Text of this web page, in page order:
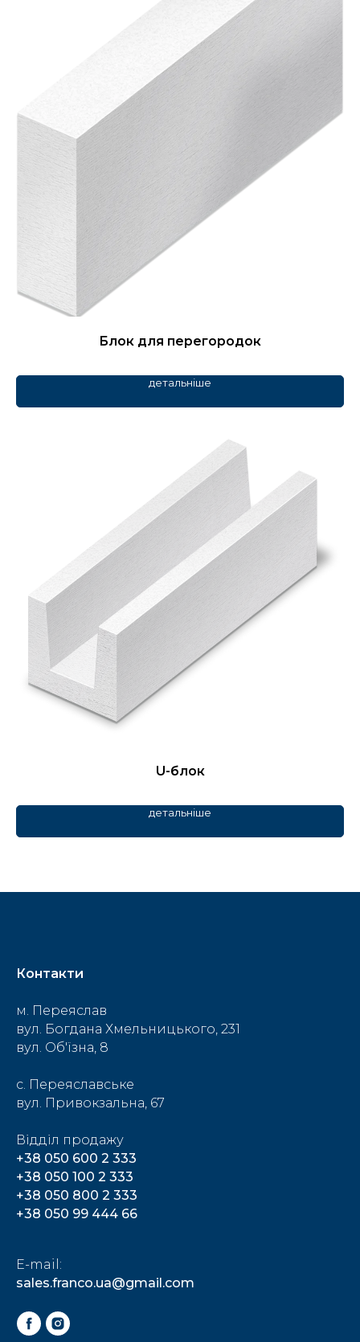
Блок для перегородок
детальніше
U-блок
детальніше
Контакти
м. Переяслав
вул. Богдана Хмельницького, 231
вул. Об'їзна, 8
c. Переяславське
вул. Привокзальна, 67
Відділ продажу
+38 050 600 2 333
+38 050 100 2 333
+38 050 800 2 333
+38 050 99 444 66
E-mail:
sales.franco.ua@gmail.com